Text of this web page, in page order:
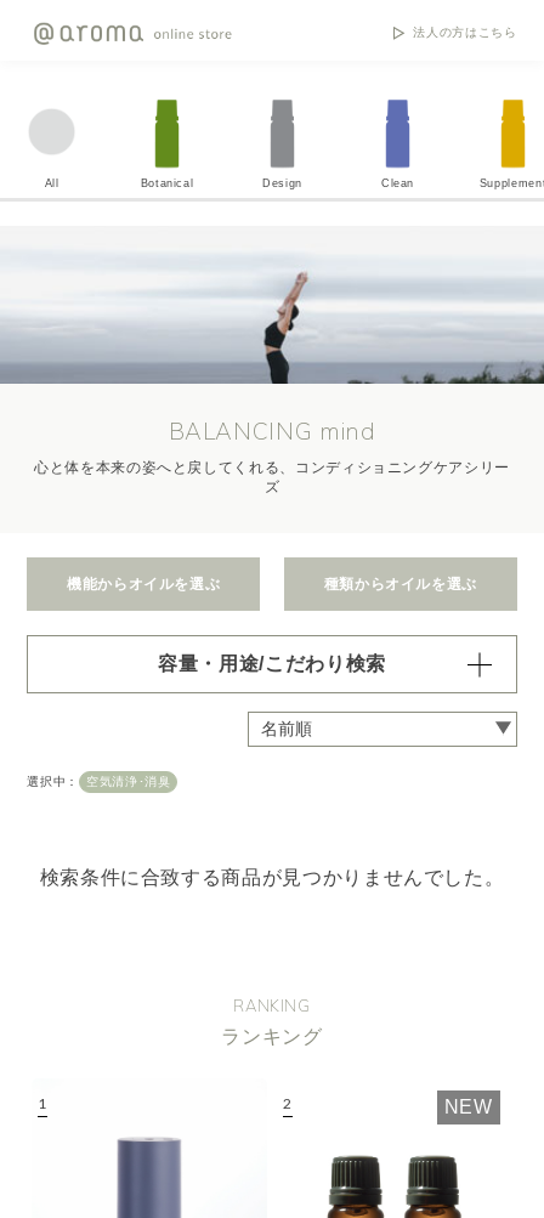
法人の方はこちら
All Botanical Design Clean
BALANCING mind
心と体を本来の姿へと戻してくれる、コンディショニングケアシリー
ズ
機能からオイルを選ぶ 種類からオイルを選ぶ
容量・用途/こだわり検索
用途・機能・種類 の項目ごとに選択肢からひとつずつ選
択できます。選択するたびに絞り込まれていき、項目内で
・絞込み条件を変更したいときは「クリア」で一度すべてリ
オイル10ml 大容量オイル250/450ml
※一つお選びください
マインドフルネス
選択中： 空気清浄･消臭
検索条件に合致する商品が見つかりませんでした。
RANKING
ランキング
NEW